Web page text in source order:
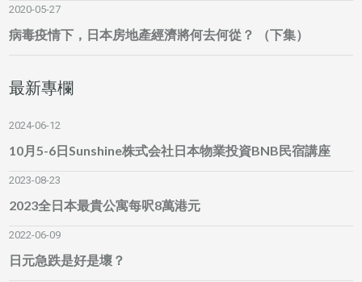
2020-05-27
病毒疫情下，日本房地產經濟將何去何從？ （下集）
最新專欄
2024-06-12
10月5-6日Sunshine株式会社日本物業投資BNB民宿講座
2023-08-23
2023全日本最貴公寓每呎8萬港元
2022-06-09
日元急跌是好是壞？